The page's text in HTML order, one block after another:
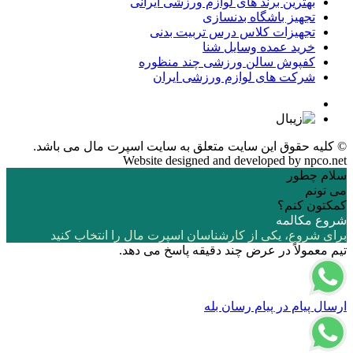
تجهیز باشگاه بدنسازی
تجهیزات کلاس درس تربیت بدنی
خرید عمده وسایل شنا
کفپوش سالن ورزشی چند منظوره
شرکت های لوازم ورزشی ایران
© کلیه حقوق این سایت متعلق به سایت اسپرت مال می باشد.
Website designed and developed by npco.net
سلام چطور
می تونم
کمکتون کنم؟
شروع مکالمه
برای شروع، یکی از کارشناسان اسپرت مال را انتخاب کنید
تیم معمولاً در عرض چند دقیقه پاسخ می دهد.
ارسال پیام در پیام رسان بله